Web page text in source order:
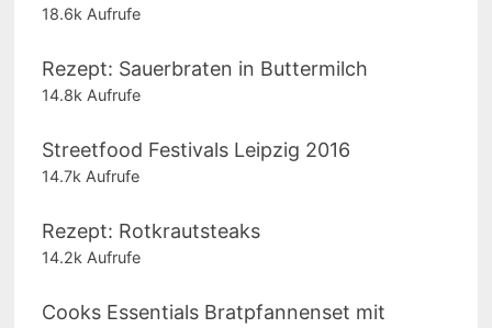
18.6k Aufrufe
Rezept: Sauerbraten in Buttermilch
14.8k Aufrufe
Streetfood Festivals Leipzig 2016
14.7k Aufrufe
Rezept: Rotkrautsteaks
14.2k Aufrufe
Cooks Essentials Bratpfannenset mit